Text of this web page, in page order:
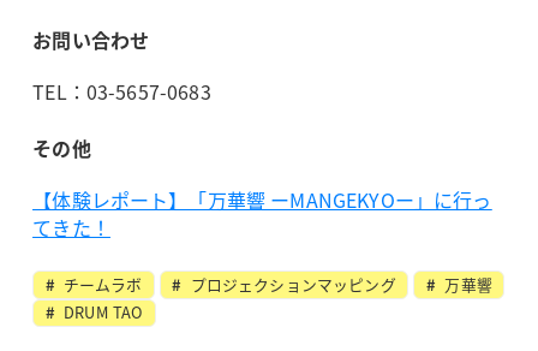
お問い合わせ
TEL：03-5657-0683
その他
【体験レポート】「万華響 ーMANGEKYOー」に行っ
てきた！
チームラボ プロジェクションマッピング
万華響
DRUM TAO